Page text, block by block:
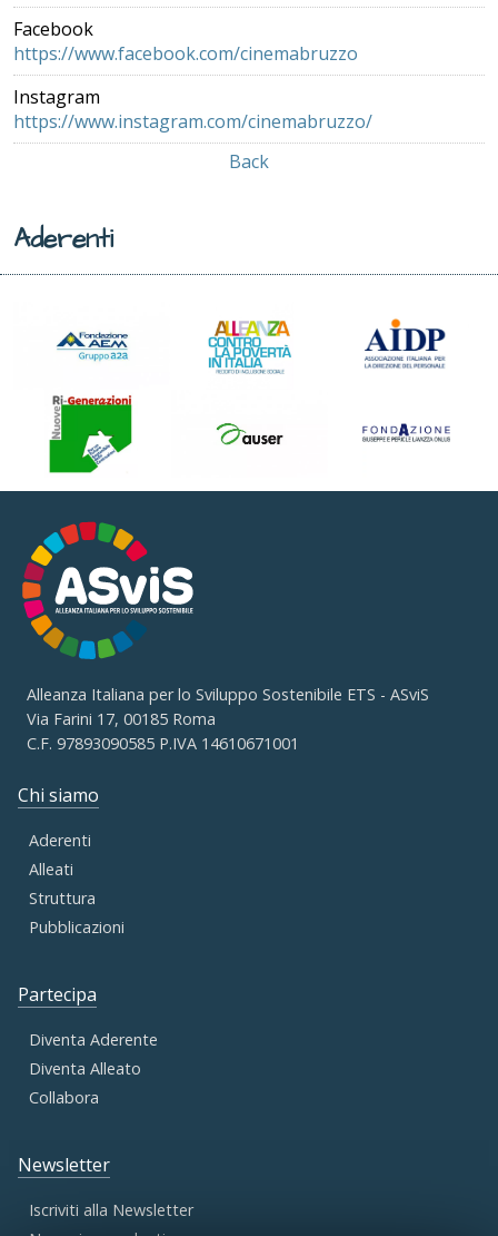
Facebook
https://www.facebook.com/cinemabruzzo
Instagram
https://www.instagram.com/cinemabruzzo/
Back
Aderenti
Alleanza Italiana per lo Sviluppo Sostenibile ETS - ASviS
Via Farini 17, 00185 Roma
C.F. 97893090585 P.IVA 14610671001
Chi siamo
Aderenti
Alleati
Struttura
Pubblicazioni
Partecipa
Diventa Aderente
Diventa Alleato
Collabora
Newsletter
Iscriviti alla Newsletter